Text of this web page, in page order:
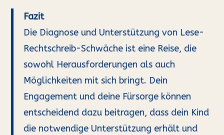
Fazit
Die Diagnose und Unterstützung von Lese-
Rechtschreib-Schwäche ist eine Reise, die
sowohl Herausforderungen als auch
Möglichkeiten mit sich bringt. Dein
Engagement und deine Fürsorge können
entscheidend dazu beitragen, dass dein Kind
die notwendige Unterstützung erhält und